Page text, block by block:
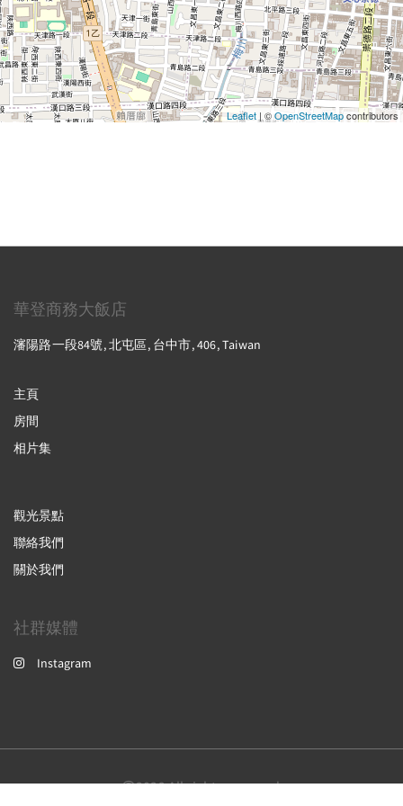
Leaflet | ©OpenStreetMapcontributors
華登商務大飯店
瀋陽路一段84號, 北屯區, 台中市, 406, Taiwan
主頁
房間
相片集
觀光景點
聯絡我們
關於我們
社群媒體
Instagram
2026All rights reserved